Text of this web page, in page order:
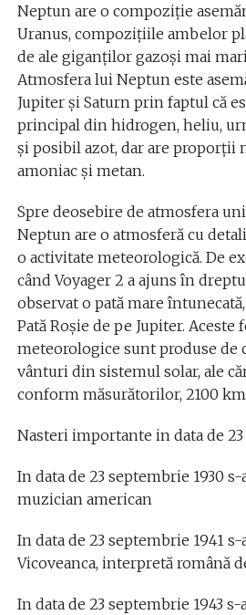
Neptun are o compoziție
Uranus, compozițiile ambelor
de ale giganților gazoși mai
Atmosfera lui Neptun este
Jupiter și Saturn prin faptul că
principal din hidrogen, heliu,
și posibil azot, dar are proporții
amoniac și metan.
Spre deosebire de atmosfera
Neptun are o atmosferă cu
o activitate meteorologică. De
când Voyager 2 a ajuns în
observat o pată mare
Pată Roșie de pe Jupiter. Aceste
meteorologice sunt produse de
vânturi din sistemul solar, ale
conform măsurătorilor, 2100
Nasteri importante in data de
In data de 23 septembrie 1930 s-
muzician american
In data de 23 septembrie 1941 s-
Vicoveanca, interpretă română
In data de 23 septembrie 1943 s-